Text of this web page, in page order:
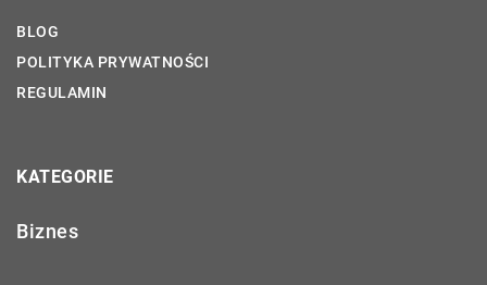
BLOG
POLITYKA PRYWATNOŚCI
REGULAMIN
KATEGORIE
Biznes